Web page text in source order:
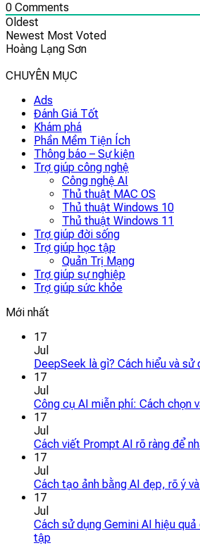
0 Comments
Oldest
Newest Most Voted
Hoàng Lạng Sơn
CHUYÊN MỤC
Ads
Đánh Giá Tốt
Khám phá
Phần Mềm Tiện Ích
Thông báo – Sự kiện
Trợ giúp công nghệ
Công nghệ AI
Thủ thuật MAC OS
Thủ thuật Windows 10
Thủ thuật Windows 11
Trợ giúp đời sống
Trợ giúp học tập
Quản Trị Mạng
Trợ giúp sự nghiệp
Trợ giúp sức khỏe
Mới nhất
17
Jul
DeepSeek là gì? Cách hiểu và sử
17
Jul
Công cụ AI miễn phí: Cách chọn
17
Jul
Cách viết Prompt AI rõ ràng để
17
Jul
Cách tạo ảnh bằng AI đẹp, rõ ý
17
Jul
Cách sử dụng Gemini AI hiệu
tập